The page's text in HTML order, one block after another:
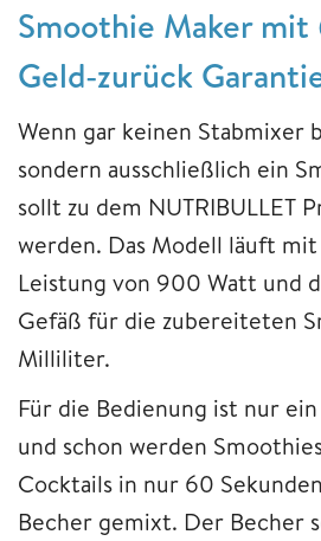
Smoothie Maker mit
Geld-zurück
Wenn gar keinen Stabmixer
sondern ausschließlich ein
sollt zu dem NUTRIBULLET
werden. Das Modell läuft
Leistung von 900 Watt und
Gefäß für die zubereiteten
Milliliter.
Für die Bedienung ist nur
und schon werden
Cocktails in nur 60
Becher gemixt. Der Becher